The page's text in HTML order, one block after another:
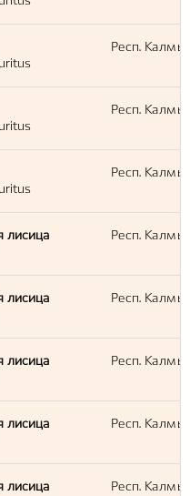
Респ.
Респ.
Респ.
лисица
Респ.
лисица
Респ.
лисица
Респ.
лисица
Респ.
лисица
Респ.